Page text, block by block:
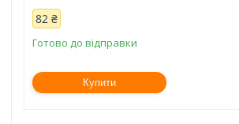
82 ₴
Готово до відправки
Купити